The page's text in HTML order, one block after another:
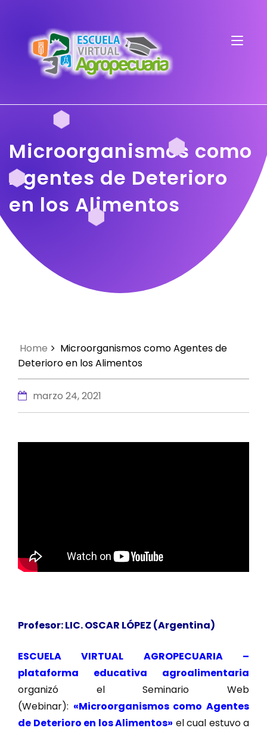
Microorganismos como
Agentes de Deterioro
en los Alimentos
Home
Microorganismos como Agentes de
Deterioro en los Alimentos
marzo 24, 2021
Profesor: LIC. OSCAR LÓPEZ (Argentina)
ESCUELA VIRTUAL AGROPECUARIA –
plataforma educativa agroalimentaria
organizó el Seminario Web
(Webinar): «Microorganismos como Agentes
de Deterioro en los Alimentos» el cual estuvo a